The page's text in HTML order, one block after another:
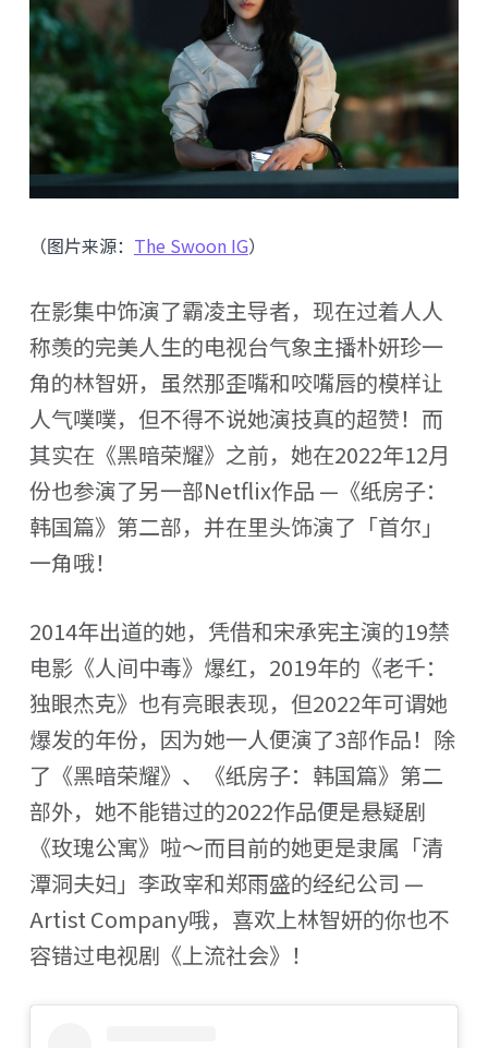
（图片来源： The Swoon IG）
在影集中饰演了霸凌主导者，现在过着人人
称羡的完美人生的电视台气象主播朴妍珍一
角的林智妍，虽然那歪嘴和咬嘴唇的模样让
人气噗噗，但不得不说她演技真的超赞！而
其实在《黑暗荣耀》之前，她在2022年12月
份也参演了另一部Netflix作品 —《纸房子：
韩国篇》第二部，并在里头饰演了「首尔」
一角哦！
2014年出道的她，凭借和宋承宪主演的19禁
电影《人间中毒》爆红，2019年的《老千：
独眼杰克》也有亮眼表现，但2022年可谓她
爆发的年份，因为她一人便演了3部作品！除
了《黑暗荣耀》、《纸房子：韩国篇》第二
部外，她不能错过的2022作品便是悬疑剧
《玫瑰公寓》啦～而目前的她更是隶属「清
潭洞夫妇」李政宰和郑雨盛的经纪公司 —
Artist Company哦，喜欢上林智妍的你也不
容错过电视剧《上流社会》！